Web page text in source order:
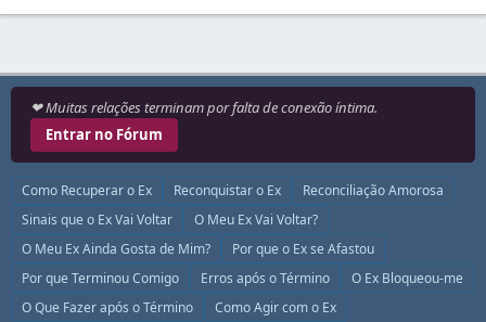
❤ Muitas relações terminam por falta de conexão íntima.
Entrar no Fórum
Como Recuperar o Ex Reconquistar o Ex
Reconciliação Amorosa
Sinais que o Ex Vai Voltar
O Meu Ex Vai Voltar?
O Meu Ex Ainda Gosta de Mim?
Por que o Ex se Afastou
Por que Terminou Comigo
Erros após o Término
O Ex Bloqueou-me
O Que Fazer após o Término
Como Agir com o Ex